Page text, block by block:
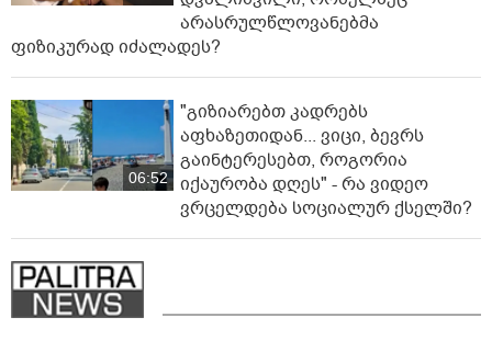
არასრულწლოვანებმა
ფიზიკურად იძალადეს?
06:52
"გიზიარებთ კადრებს
აფხაზეთიდან... ვიცი, ბევრს
გაინტერესებთ, როგორია
იქაურობა დღეს" - რა ვიდეო
ვრცელდება სოციალურ ქსელში?